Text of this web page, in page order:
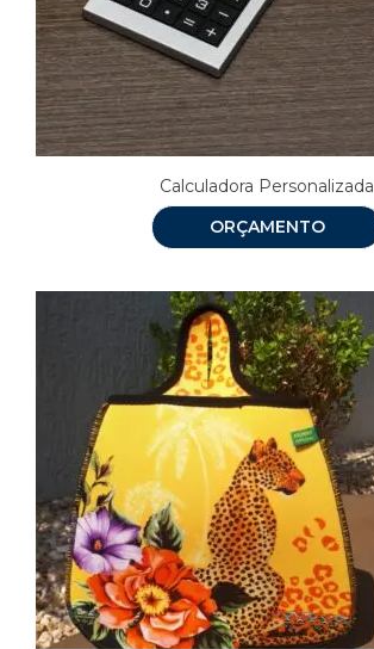
Calculadora Personalizada
ORÇAMENTO